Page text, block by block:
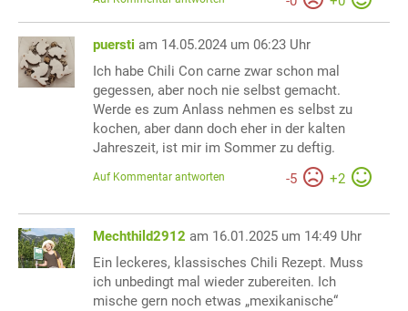
puersti am 14.05.2024 um 06:23 Uhr
Ich habe Chili Con carne zwar schon mal
gegessen, aber noch nie selbst gemacht.
Werde es zum Anlass nehmen es selbst zu
kochen, aber dann doch eher in der kalten
Jahreszeit, ist mir im Sommer zu deftig.
-5 +2
Auf Kommentar antworten
Mechthild2912 am 16.01.2025 um 14:49 Uhr
Ein leckeres, klassisches Chili Rezept. Muss
ich unbedingt mal wieder zubereiten. Ich
mische gern noch etwas „mexikanische“